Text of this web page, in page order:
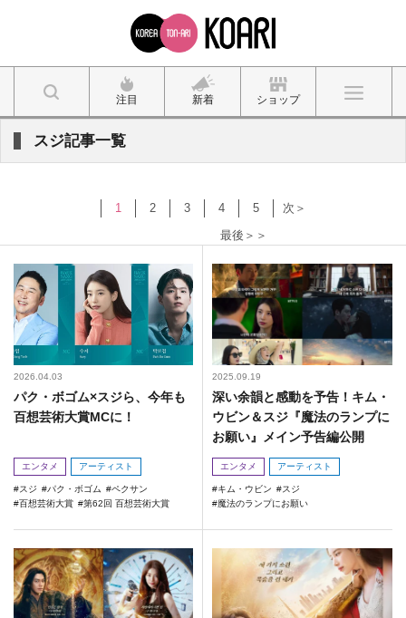
注目 新着 ショップ
スジ記事一覧
1 2 3 4 5
次＞
最後＞＞
2026.04.03
パク・ボゴム×スジら、今年も
百想芸術大賞MCに！
エンタメ アーティスト
スジ パク・ボゴム
ペクサン
百想芸術大賞
第62回 百想芸術大賞
2025.09.19
深い余韻と感動を予告！キム・
ウビン＆スジ『魔法のランプに
お願い』メイン予告編公開
エンタメ アーティスト
キム・ウビン
スジ
魔法のランプにお願い